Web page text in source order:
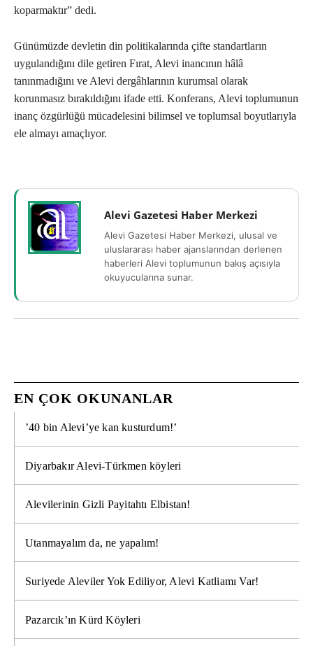
koparmaktır” dedi.
Günümüzde devletin din politikalarında çifte standartların
uygulandığını dile getiren Fırat, Alevi inancının hâlâ
tanınmadığını ve Alevi dergâhlarının kurumsal olarak
korunmasız bırakıldığını ifade etti. Konferans, Alevi toplumunun
inanç özgürlüğü mücadelesini bilimsel ve toplumsal boyutlarıyla
ele almayı amaçlıyor.
Alevi Gazetesi Haber Merkezi
Alevi Gazetesi Haber Merkezi, ulusal ve
uluslararası haber ajanslarından derlenen
haberleri Alevi toplumunun bakış açısıyla
okuyucularına sunar.
EN ÇOK OKUNANLAR
’40 bin Alevi’ye kan kusturdum!’
Diyarbakır Alevi-Türkmen köyleri
Alevilerinin Gizli Payitahtı Elbistan!
Utanmayalım da, ne yapalım!
Suriyede Aleviler Yok Ediliyor, Alevi Katliamı Var!
Pazarcık’ın Kürd Köyleri